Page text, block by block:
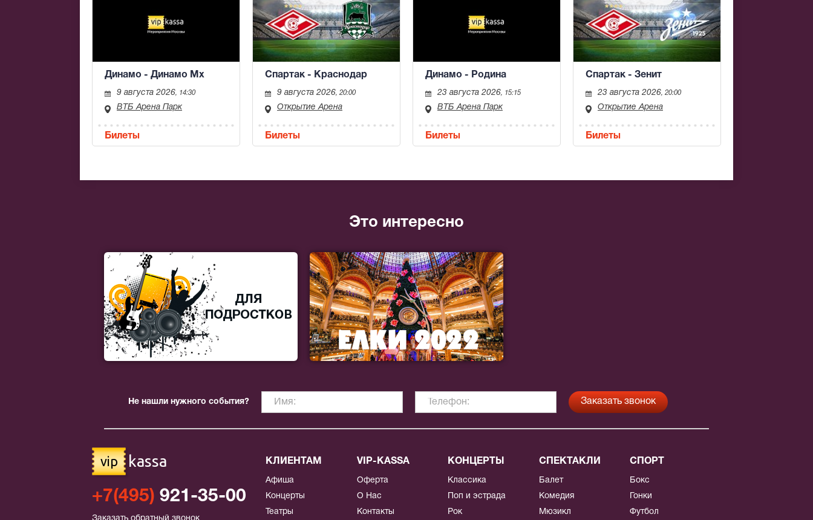
Динамо - Динамо Мх
9 августа 2026, 14:30
ВТБ Арена Парк
Билеты
Спартак - Краснодар
9 августа 2026, 20:00
Открытие Арена
Билеты
Динамо - Родина
23 августа 2026, 15:15
ВТБ Арена Парк
Билеты
Спартак - Зенит
23 августа 2026, 20:00
Открытие Арена
Билеты
Это интересно
Не нашли нужного события?
vip kassa
+7(495) 921-35-00
КЛИЕНТАМ
Афиша
Концерты
Театры
VIP-KASSA
Оферта
О Нас
Контакты
КОНЦЕРТЫ
Классика
Поп и эстрада
Рок
СПЕКТАКЛИ
Балет
Комедия
Мюзикл
СПОРТ
Бокс
Гонки
Футбол